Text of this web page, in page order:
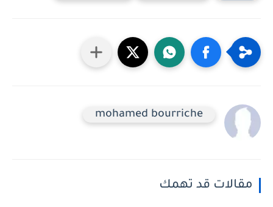
mohamed bourriche
مقالات قد تهمك